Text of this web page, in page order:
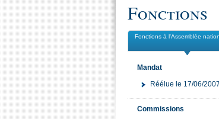
Fonctions
Fonctions à l'Assemblée
Mandat
Réélue le 17/06/
Commissions